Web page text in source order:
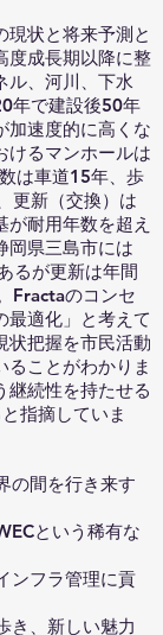
状と将来予測と
度成長期以降に整
ル、河川、下水
年で建設後50年
加速度的に高くな
けるマンホールは
は車道15年、歩
更新（交換）は
耐用年数を超え
岡県三島市には
るが更新は年間
Fractaのコンセ
最適化」と考えて
状把握を市民活動
ることがわかりま
継続性を持たせる
指摘していま
の間を行き来す
という稀有な
ンフラ管理に貢
き、新しい魅力